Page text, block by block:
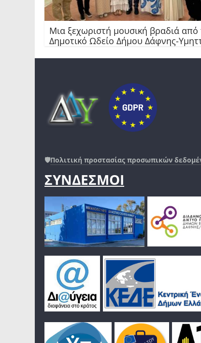
Μια ξεχωριστή μουσική βραδιά από
Δημοτικό Ωδείο Δήμου Δάφνης-
🛡️Πολιτική προστασίας προσωπικών
ΣΥΝΔΕΣΜΟΙ